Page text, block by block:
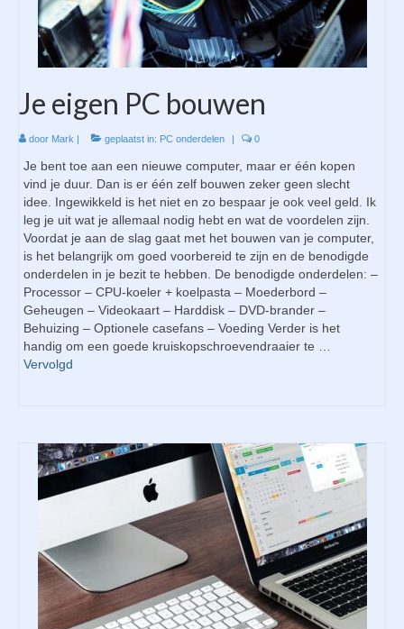
Je eigen PC bouwen
door Mark | geplaatst in: PC onderdelen | 0
Je bent toe aan een nieuwe computer, maar er één kopen
vind je duur. Dan is er één zelf bouwen zeker geen slecht
idee. Ingewikkeld is het niet en zo bespaar je ook veel geld. Ik
leg je uit wat je allemaal nodig hebt en wat de voordelen zijn.
Voordat je aan de slag gaat met het bouwen van je computer,
is het belangrijk om goed voorbereid te zijn en de benodigde
onderdelen in je bezit te hebben. De benodigde onderdelen: –
Processor – CPU-koeler + koelpasta – Moederbord –
Geheugen – Videokaart – Harddisk – DVD-brander –
Behuizing – Optionele casefans – Voeding Verder is het
handig om een goede kruiskopschroevendraaier te …
Vervolgd